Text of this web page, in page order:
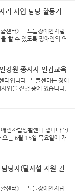
리 사업 담당 활동가
활센터> 노들장애인자립
할 수 있도록 장애인의 역
활동을 목적으로 설립되
강원 종사자 인권교육
터입니다 노들센터는 장애
업을 진행 중에 있습니다.
거주인, 종사자들의 인권교
2일, 9일 오전 9시 ~ 11
인자립생활센터 입니다 :-)
오는 6월 15일 목요일에 개
동을 펼쳐가는 중증장애
당자(탈시설 지원 관
활센터> 노들장애인자립